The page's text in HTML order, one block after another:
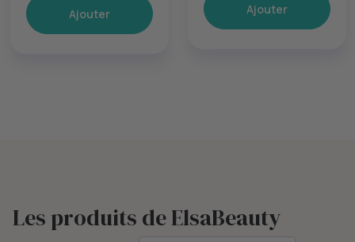
Ajouter Ajouter
Les produits de ElsaBeauty